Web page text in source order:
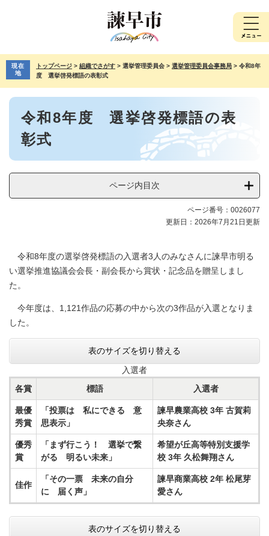
先
で
を
ば
現在
地
トップページ > 組織でさがす > 選挙管理委員会 > 選挙管理委員会事務局 > 令和8年
度 選挙啓発標語の表彰式
本
令和8年度 選挙啓発標語の表
彰式
ページ内目次
ページ番号：0026077
更新日：2026年7月21日更新
令和8年度の選挙啓発標語の入選者3人のみなさんに諫早市明る
い選挙推進協議会会長・副会長から賞状・記念品を贈呈しまし
た。
今年度は、1,121作品の応募の中から次の3作品が入選となりま
した。
表のサイズを切り替える
入選者
各賞
標語 入選者
最優
秀賞
「投票は 私にできる 意
思表示」
諫早農業高校 3年 古賀莉
央奈さん
優秀
賞
「まず行こう！ 選挙で繋
がる 明るい未来」
希望が丘高等特別支援学
校 3年 久松舞翔さん
佳作
「その一票 未来の自分
に 届く声」
諫早商業高校 2年 松尾芽
愛さん
表のサイズを切り替える